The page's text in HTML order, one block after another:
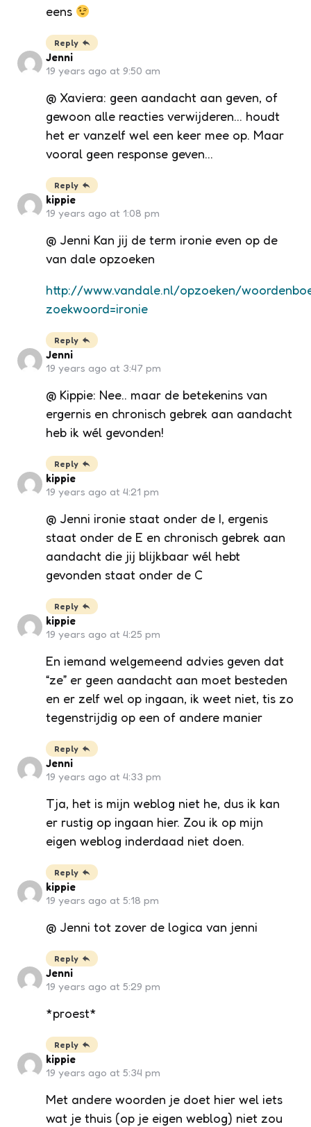
eens
Reply
Jenni
19 years ago at 9:50 am
@ Xaviera: geen aandacht aan geven, of
gewoon alle reacties verwijderen… houdt
het er vanzelf wel een keer mee op. Maar
vooral geen response geven…
Reply
kippie
19 years ago at 1:08 pm
@ Jenni Kan jij de term ironie even op de
van dale opzoeken
http://www.vandale.nl/opzoeken/
zoekwoord=ironie
Reply
Jenni
19 years ago at 3:47 pm
@ Kippie: Nee.. maar de betekenins van
ergernis en chronisch gebrek aan aandacht
heb ik wél gevonden!
Reply
kippie
19 years ago at 4:21 pm
@ Jenni ironie staat onder de I, ergenis
staat onder de E en chronisch gebrek aan
aandacht die jij blijkbaar wél hebt
gevonden staat onder de C
Reply
kippie
19 years ago at 4:25 pm
En iemand welgemeend advies geven dat
“ze” er geen aandacht aan moet besteden
en er zelf wel op ingaan, ik weet niet, tis zo
tegenstrijdig op een of andere manier
Reply
Jenni
19 years ago at 4:33 pm
Tja, het is mijn weblog niet he, dus ik kan
er rustig op ingaan hier. Zou ik op mijn
eigen weblog inderdaad niet doen.
Reply
kippie
19 years ago at 5:18 pm
@ Jenni tot zover de logica van jenni
Reply
Jenni
19 years ago at 5:29 pm
*proest*
Reply
kippie
19 years ago at 5:34 pm
Met andere woorden je doet hier wel iets
wat je thuis (op je eigen weblog) niet zou